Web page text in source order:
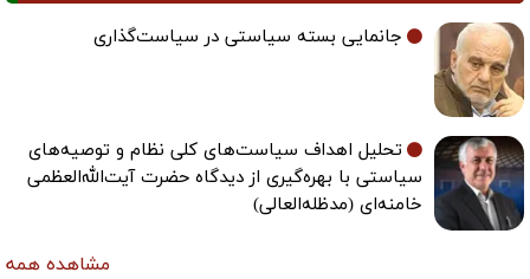
جانمایی بسته سیاستی در سیاست‌گذاری
تحلیل اهداف سیاست‌های کلی نظام و توصیه‌های
سیاستی با بهره‌گیری از دیدگاه حضرت آیت‌الله‌العظمی
خامنه‌ای (مدظله‌العالی)
مشاهده همه